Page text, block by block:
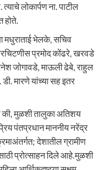
लोकार्पण ना‌. पाटील
होते.
मधुराताई भेलके, सचिव
प्रमोद कोंढरे, खरवडे
जोगावडे, माऊली ढेबे, राहुल
मारणे यांच्या सह इतर
की, मुळशी तालुका अतिशय
पंतप्रधान माननीय नरेंद्र
देशातील ग्रामीण
प्रोत्साहन दिले आहे.मुळशी